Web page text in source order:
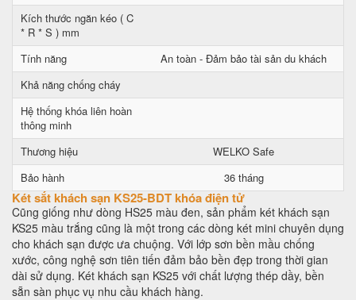
Kích thước ngăn kéo ( C
* R * S ) mm
Tính năng
An toàn - Đảm bảo tài sản du khách
Khả năng chống cháy
Hệ thống khóa liên hoàn
thông minh
Thương hiệu
WELKO Safe
Bảo hành
36 tháng
Két sắt khách sạn KS25-BDT khóa điện tử
Cũng giống như dòng HS25 màu đen, sản phẩm két khách sạn
KS25 màu trắng cũng là một trong các dòng két mini chuyên dụng
cho khách sạn được ưa chuộng. Với lớp sơn bền mầu chống
xước, công nghệ sơn tiên tiến đảm bảo bền đẹp trong thời gian
dài sử dụng. Két khách sạn KS25 với chất lượng thép dầy, bền
sẵn sàn phục vụ nhu cầu khách hàng.